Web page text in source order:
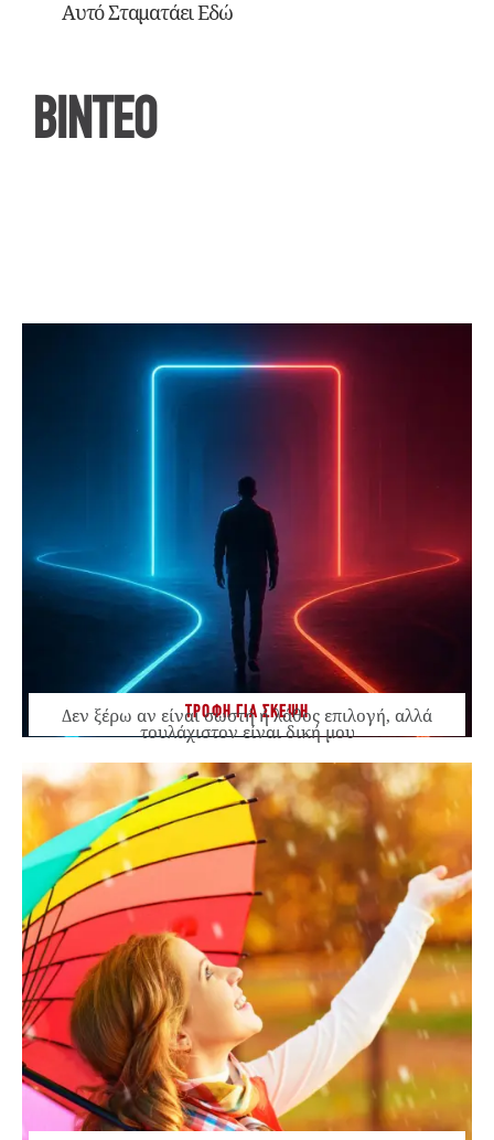
Αυτό Σταματάει Εδώ
ΒΙΝΤΕΟ
ΤΡΟΦΗ ΓΙΑ ΣΚΕΨΗ
Δεν ξέρω αν είναι σωστή ή λάθος επιλογή, αλλά
τουλάχιστον είναι δική μου